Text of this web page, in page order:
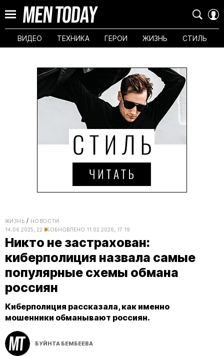
ВИДЕО ТЕХНИКА ГЕРОИ ЖИЗНЬ СТИЛЬ
ЖИЗНЬ
НОВОСТИ
14.06.2025, 22:25ОБНОВЛЕНО 11.02.2026, 17:19
Никто не застрахован:
киберполиция назвала самые
популярные схемы обмана
россиян
Киберполиция рассказала, как именно
мошенники обманывают россиян.
БУЙНТА БЕМБЕЕВА